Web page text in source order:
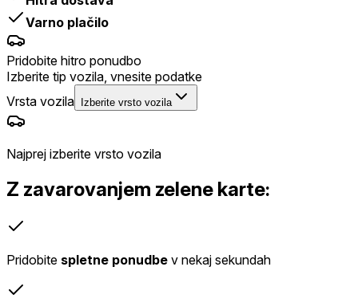
Varno plačilo
Pridobite hitro ponudbo
Izberite tip vozila, vnesite podatke
Vrsta vozila
Izberite vrsto vozila
Najprej izberite vrsto vozila
Z zavarovanjem zelene karte:
Pridobite spletne ponudbe v nekaj sekundah